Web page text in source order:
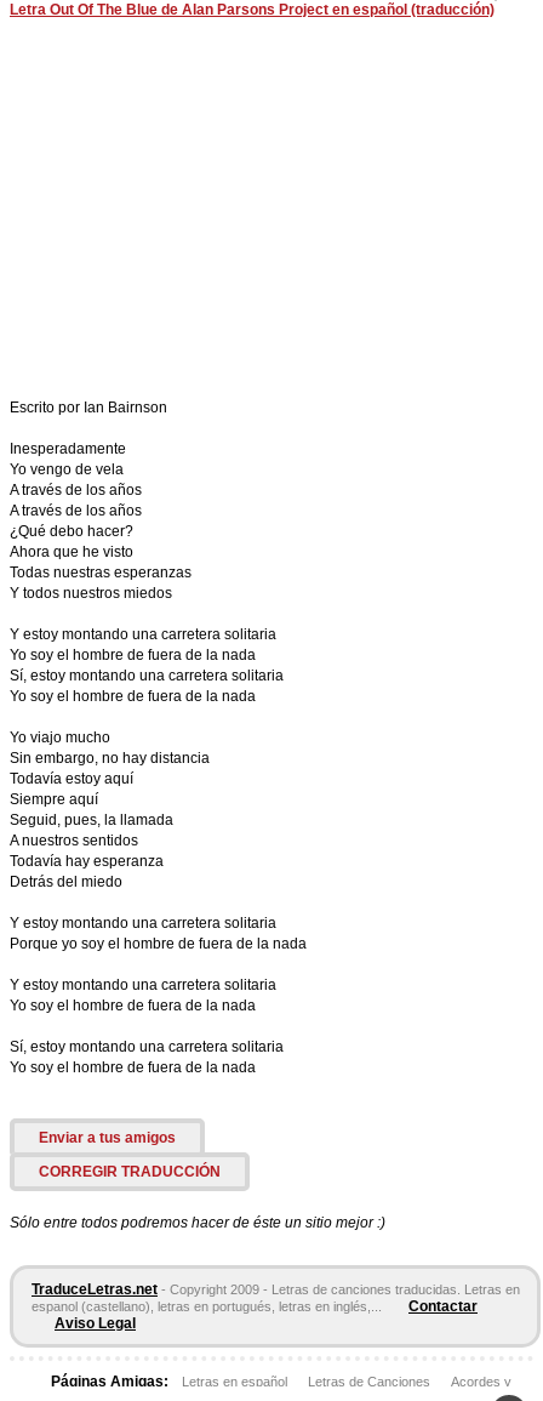
Letra Out Of The Blue de Alan Parsons Project en español (traducción)
Escrito por Ian Bairnson
Inesperadamente
Yo vengo de vela
A través de los años
A través de los años
¿Qué debo hacer?
Ahora que he visto
Todas nuestras esperanzas
Y todos nuestros miedos
Y estoy montando una carretera solitaria
Yo soy el hombre de fuera de la nada
Sí, estoy montando una carretera solitaria
Yo soy el hombre de fuera de la nada
Yo viajo mucho
Sin embargo, no hay distancia
Todavía estoy aquí
Siempre aquí
Seguid, pues, la llamada
A nuestros sentidos
Todavía hay esperanza
Detrás del miedo
Y estoy montando una carretera solitaria
Porque yo soy el hombre de fuera de la nada
Y estoy montando una carretera solitaria
Yo soy el hombre de fuera de la nada
Sí, estoy montando una carretera solitaria
Yo soy el hombre de fuera de la nada
Enviar a tus amigos
CORREGIR TRADUCCIÓN
Sólo entre todos podremos hacer de éste un sitio mejor :)
TraduceLetras.net - Copyright 2009 - Letras de canciones traducidas. Letras en
espanol (castellano), letras en portugués, letras en inglés,...
Contactar
Aviso Legal
Páginas Amigas: Letras en español Letras de Canciones
Acordes y